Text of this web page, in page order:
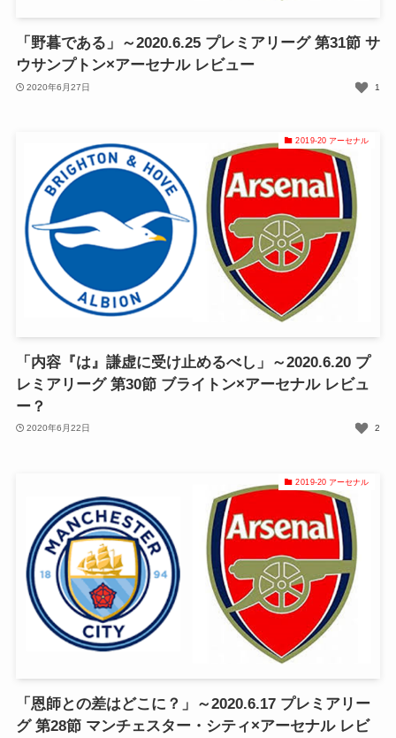
「野暮である」～2020.6.25 プレミアリーグ 第31節 サ
ウサンプトン×アーセナル レビュー
2020年6月27日 1
2019-20 アーセナル
「内容『は』謙虚に受け止めるべし」～2020.6.20 プ
レミアリーグ 第30節 ブライトン×アーセナル レビュ
ー？
2020年6月22日 2
2019-20 アーセナル
「恩師との差はどこに？」～2020.6.17 プレミアリー
グ 第28節 マンチェスター・シティ×アーセナル レビ